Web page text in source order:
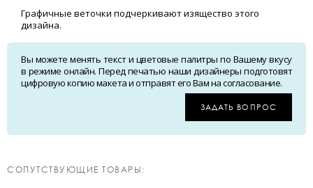
Графичные веточки подчеркивают изящество этого
дизайна.
Вы можете менять текст и цветовые палитры по Вашему вкусу
в режиме онлайн. Перед печатью наши дизайнеры подготовят
цифровую копию макета и отправят его Вам на согласование.
ЗАДАТЬ ВОПРОС
CОПУТСТВУЮЩИЕ ТОВАРЫ: